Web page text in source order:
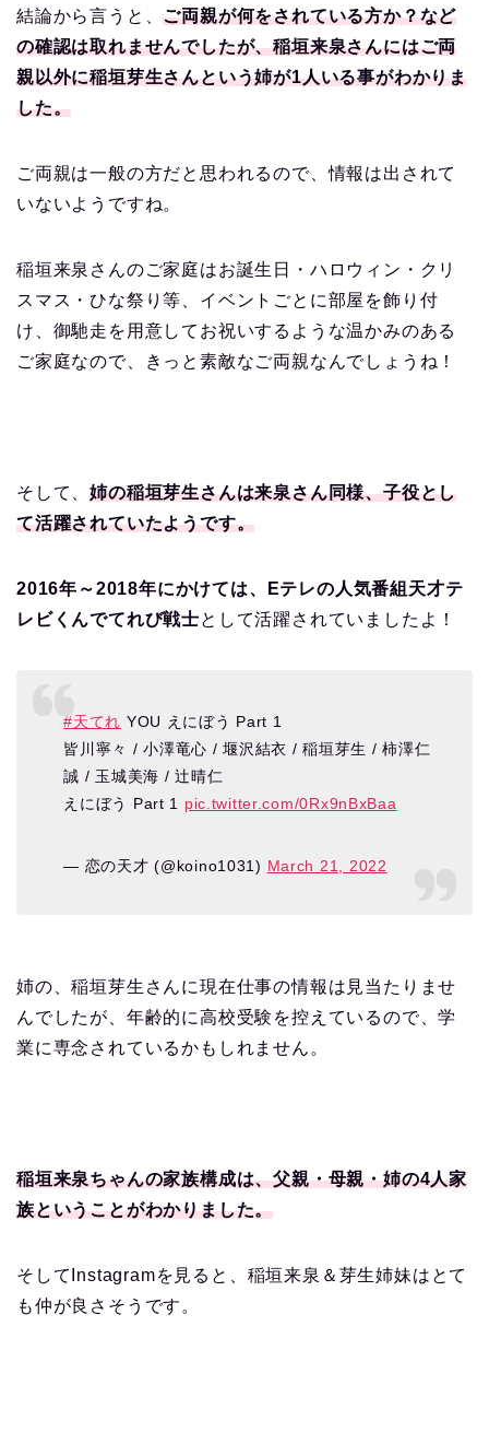
結論から言うと、ご両親が何をされている方か？など
の確認は取れませんでしたが、稲垣来泉さんにはご両
親以外に稲垣芽生さんという姉が1人いる事がわかりま
した。
ご両親は一般の方だと思われるので、情報は出されて
いないようですね。
稲垣来泉さんのご家庭はお誕生日・ハロウィン・クリ
スマス・ひな祭り等、イベントごとに部屋を飾り付
け、御馳走を用意してお祝いするような温かみのある
ご家庭なので、きっと素敵なご両親なんでしょうね！
そして、姉の稲垣芽生さんは来泉さん同様、子役とし
て活躍されていたようです。
2016年～2018年にかけては、Eテレの人気番組天才テ
レビくんでてれび戦士として活躍されていましたよ！
#天てれ YOU えにぼう Part 1
皆川寧々 / 小澤竜心 / 堰沢結衣 / 稲垣芽生 / 柿澤仁
誠 / 玉城美海 / 辻晴仁
えにぼう Part 1 pic.twitter.com/0Rx9nBxBaa
— 恋の天才 (@koino1031) March 21, 2022
姉の、稲垣芽生さんに現在仕事の情報は見当たりませ
んでしたが、年齢的に高校受験を控えているので、学
業に専念されているかもしれません。
稲垣来泉ちゃんの家族構成は、父親・母親・姉の4人家
族ということがわかりました。
そしてInstagramを見ると、稲垣来泉＆芽生姉妹はとて
も仲が良さそうです。